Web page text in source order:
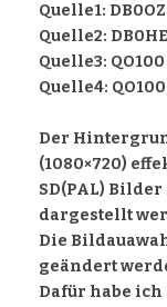
Quelle1:
Quelle2:
Quelle3:
Quelle4:
Der
(1080×720)
SD(PAL)
dargestellt
Die
geändert
Dafür habe